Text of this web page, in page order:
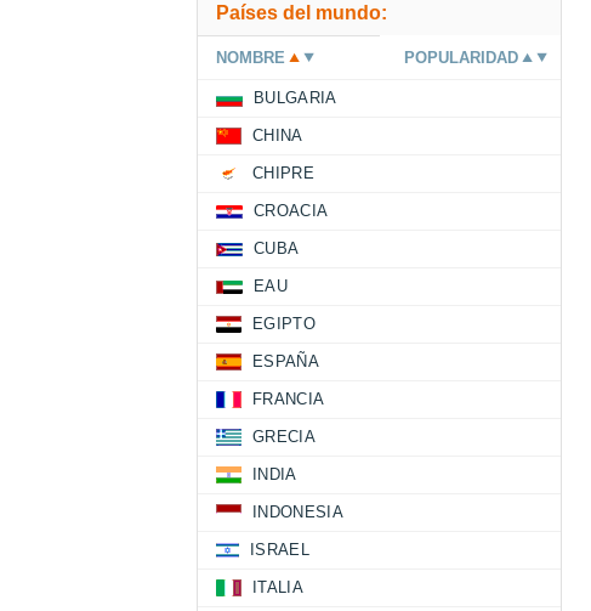
Países del mundo:
NOMBRE POPULARIDAD
BULGARIA
CHINA
CHIPRE
CROACIA
CUBA
EAU
EGIPTO
ESPAÑA
FRANCIA
GRECIA
INDIA
INDONESIA
ISRAEL
ITALIA